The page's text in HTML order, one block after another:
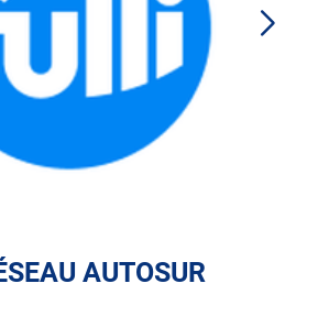
AUTOSUR